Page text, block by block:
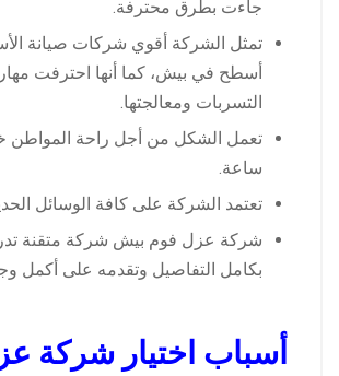
جاءت بطرق محترفة.
تمثل الشركة أقوي شركات صيانة
أسطح في بيش، كما أنها احترفت
التسربات ومعالجتها.
ساعة.
تعتمد الشركة على كافة الوسائل
شركة عزل فوم بيش شركة متقنة
بكامل التفاصيل وتقدمه على أكمل
أسباب اختيار شركة